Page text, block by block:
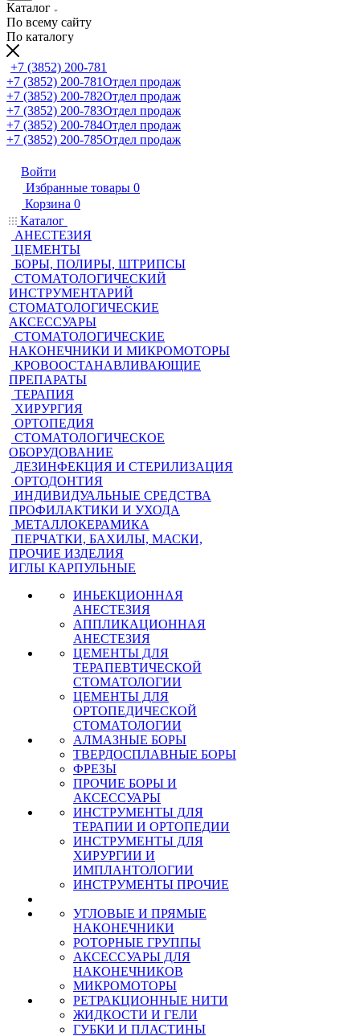
Каталог
По всему сайту
По каталогу
+7 (3852) 200-781
+7 (3852) 200-781Отдел продаж
+7 (3852) 200-782Отдел продаж
+7 (3852) 200-783Отдел продаж
+7 (3852) 200-784Отдел продаж
+7 (3852) 200-785Отдел продаж
Войти
Избранные товары 0
Корзина 0
Каталог
АНЕСТЕЗИЯ
ЦЕМЕНТЫ
БОРЫ, ПОЛИРЫ, ШТРИПСЫ
СТОМАТОЛОГИЧЕСКИЙ
ИНСТРУМЕНТАРИЙ
СТОМАТОЛОГИЧЕСКИЕ
АКСЕССУАРЫ
СТОМАТОЛОГИЧЕСКИЕ
НАКОНЕЧНИКИ И МИКРОМОТОРЫ
КРОВООСТАНАВЛИВАЮЩИЕ
ПРЕПАРАТЫ
ТЕРАПИЯ
ХИРУРГИЯ
ОРТОПЕДИЯ
СТОМАТОЛОГИЧЕСКОЕ
ОБОРУДОВАНИЕ
ДЕЗИНФЕКЦИЯ И СТЕРИЛИЗАЦИЯ
ОРТОДОНТИЯ
ИНДИВИДУАЛЬНЫЕ СРЕДСТВА
ПРОФИЛАКТИКИ И УХОДА
МЕТАЛЛОКЕРАМИКА
ПЕРЧАТКИ, БАХИЛЫ, МАСКИ,
ПРОЧИЕ ИЗДЕЛИЯ
ИГЛЫ КАРПУЛЬНЫЕ
ИНЬЕКЦИОННАЯ
АНЕСТЕЗИЯ
АППЛИКАЦИОННАЯ
АНЕСТЕЗИЯ
ЦЕМЕНТЫ ДЛЯ
ТЕРАПЕВТИЧЕСКОЙ
СТОМАТОЛОГИИ
ЦЕМЕНТЫ ДЛЯ
ОРТОПЕДИЧЕСКОЙ
СТОМАТОЛОГИИ
АЛМАЗНЫЕ БОРЫ
ТВЕРДОСПЛАВНЫЕ БОРЫ
ФРЕЗЫ
ПРОЧИЕ БОРЫ И
АКСЕССУАРЫ
ИНСТРУМЕНТЫ ДЛЯ
ТЕРАПИИ И ОРТОПЕДИИ
ИНСТРУМЕНТЫ ДЛЯ
ХИРУРГИИ И
ИМПЛАНТОЛОГИИ
ИНСТРУМЕНТЫ ПРОЧИЕ
УГЛОВЫЕ И ПРЯМЫЕ
НАКОНЕЧНИКИ
РОТОРНЫЕ ГРУППЫ
АКСЕССУАРЫ ДЛЯ
НАКОНЕЧНИКОВ
МИКРОМОТОРЫ
РЕТРАКЦИОННЫЕ НИТИ
ЖИДКОСТИ И ГЕЛИ
ГУБКИ И ПЛАСТИНЫ